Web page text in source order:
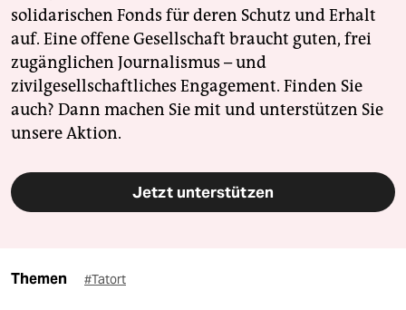
solidarischen Fonds für deren Schutz und Erhalt
auf. Eine offene Gesellschaft braucht guten, frei
zugänglichen Journalismus – und
zivilgesellschaftliches Engagement. Finden Sie
auch? Dann machen Sie mit und unterstützen Sie
unsere Aktion.
Jetzt unterstützen
Themen #Tatort